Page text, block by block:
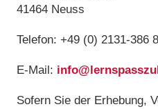
41464 Neuss
Telefon: +49 (0) 2131-386
E-Mail:
Sofern Sie der Erhebung,